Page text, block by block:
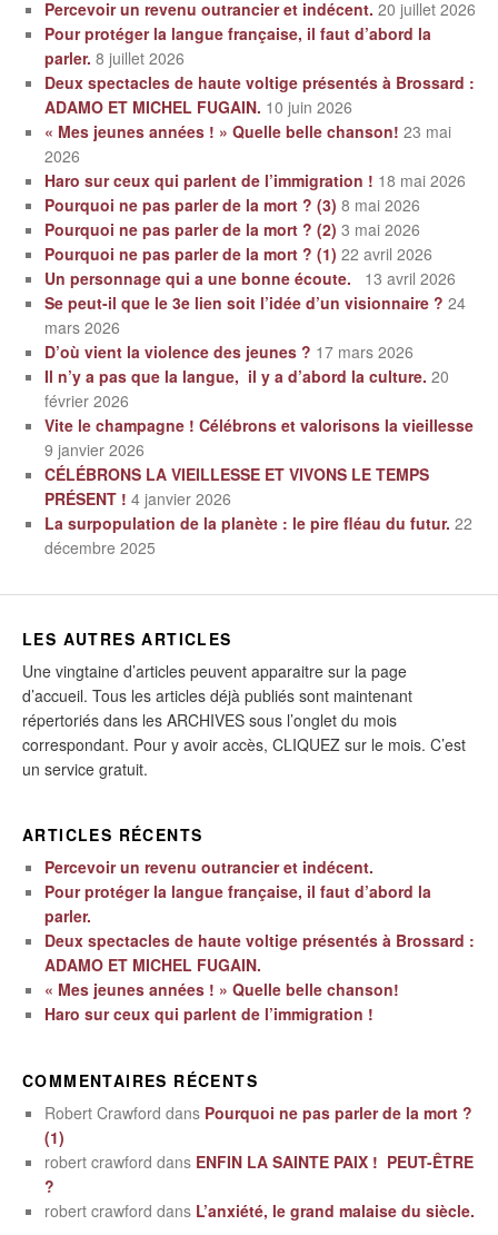
Percevoir un revenu outrancier et indécent. 20 juillet 2026
Pour protéger la langue française, il faut d’abord la
parler. 8 juillet 2026
Deux spectacles de haute voltige présentés à Brossard :
ADAMO ET MICHEL FUGAIN. 10 juin 2026
« Mes jeunes années ! » Quelle belle chanson! 23 mai
2026
Haro sur ceux qui parlent de l’immigration ! 18 mai 2026
Pourquoi ne pas parler de la mort ? (3) 8 mai 2026
Pourquoi ne pas parler de la mort ? (2) 3 mai 2026
Pourquoi ne pas parler de la mort ? (1) 22 avril 2026
Un personnage qui a une bonne écoute.
13 avril 2026
Se peut-il que le 3e lien soit l’idée d’un visionnaire ? 24
mars 2026
D’où vient la violence des jeunes ? 17 mars 2026
Il n’y a pas que la langue, il y a d’abord la culture. 20
février 2026
Vite le champagne ! Célébrons et valorisons la vieillesse
9 janvier 2026
CÉLÉBRONS LA VIEILLESSE ET VIVONS LE TEMPS
PRÉSENT ! 4 janvier 2026
La surpopulation de la planète : le pire fléau du futur. 22
décembre 2025
LES AUTRES ARTICLES
Une vingtaine d’articles peuvent apparaitre sur la page
d’accueil. Tous les articles déjà publiés sont maintenant
répertoriés dans les ARCHIVES sous l’onglet du mois
correspondant. Pour y avoir accès, CLIQUEZ sur le mois. C’est
un service gratuit.
ARTICLES RÉCENTS
Percevoir un revenu outrancier et indécent.
Pour protéger la langue française, il faut d’abord la
parler.
Deux spectacles de haute voltige présentés à Brossard :
ADAMO ET MICHEL FUGAIN.
« Mes jeunes années ! » Quelle belle chanson!
Haro sur ceux qui parlent de l’immigration !
COMMENTAIRES RÉCENTS
Robert Crawford dans Pourquoi ne pas parler de la mort ?
(1)
robert crawford dans ENFIN LA SAINTE PAIX ! PEUT-ÊTRE
?
robert crawford dans L’anxiété, le grand malaise du siècle.